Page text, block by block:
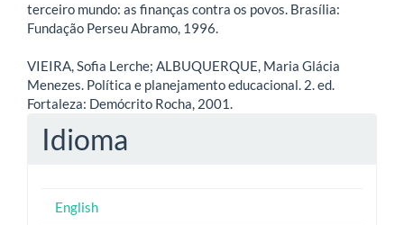
terceiro mundo: as finanças contra os povos. Brasília:
Fundação Perseu Abramo, 1996.
VIEIRA, Sofia Lerche; ALBUQUERQUE, Maria Glácia
Menezes. Política e planejamento educacional. 2. ed.
Fortaleza: Demócrito Rocha, 2001.
Idioma
English